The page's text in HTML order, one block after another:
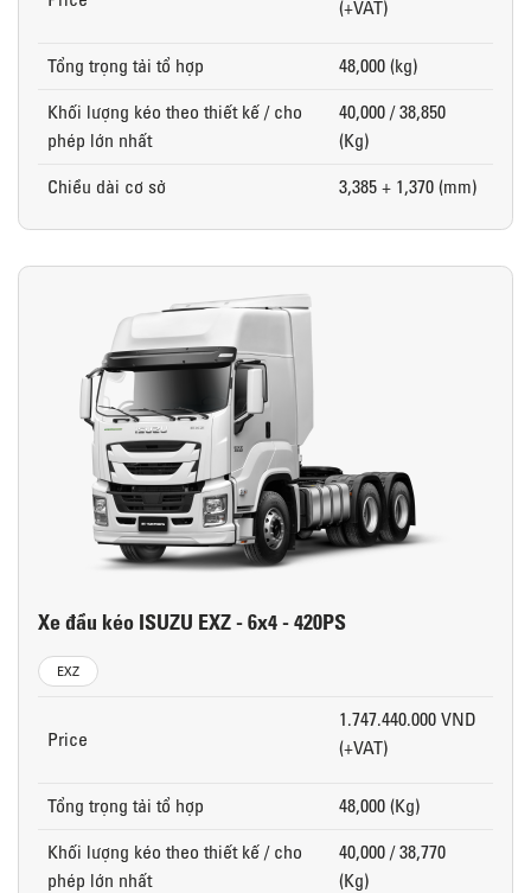
(+VAT)
Tổng trọng tải tổ hợp
48,000 (kg)
Khối lượng kéo theo thiết kế / cho
phép lớn nhất
40,000 / 38,850
(Kg)
Chiều dài cơ sở
3,385 + 1,370 (mm)
Xe đầu kéo ISUZU EXZ - 6x4 - 420PS
EXZ
Price
1.747.440.000 VND
(+VAT)
Tổng trọng tải tổ hợp
48,000 (Kg)
Khối lượng kéo theo thiết kế / cho
phép lớn nhất
40,000 / 38,770
(Kg)